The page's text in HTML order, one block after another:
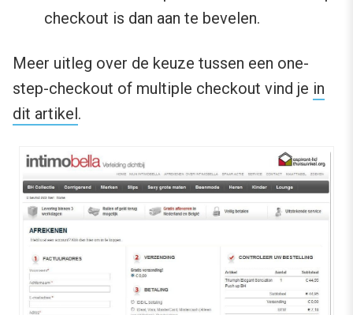
checkout is dan aan te bevelen.
Meer uitleg over de keuze tussen een one-
step-checkout of multiple checkout vind je in
dit artikel.